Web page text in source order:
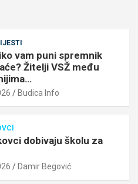
vam puni spremnik
Žitelji VSŽ među
Budica Info
dobivaju školu za
Damir Begović